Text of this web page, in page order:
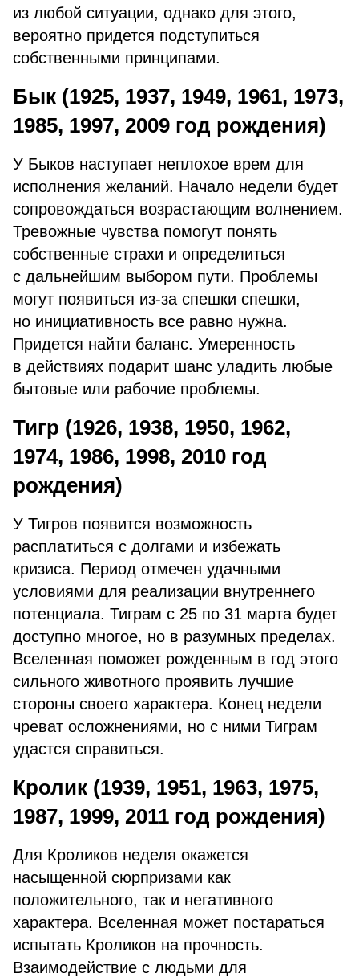
из любой ситуации, однако для этого,
вероятно придется подступиться
собственными принципами.
Бык (1925, 1937, 1949, 1961, 1973,
1985, 1997, 2009 год рождения)
У Быков наступает неплохое врем для
исполнения желаний. Начало недели будет
сопровождаться возрастающим волнением.
Тревожные чувства помогут понять
собственные страхи и определиться
с дальнейшим выбором пути. Проблемы
могут появиться из-за спешки спешки,
но инициативность все равно нужна.
Придется найти баланс. Умеренность
в действиях подарит шанс уладить любые
бытовые или рабочие проблемы.
Тигр (1926, 1938, 1950, 1962,
1974, 1986, 1998, 2010 год
рождения)
У Тигров появится возможность
расплатиться с долгами и избежать
кризиса. Период отмечен удачными
условиями для реализации внутреннего
потенциала. Тиграм с 25 по 31 марта будет
доступно многое, но в разумных пределах.
Вселенная поможет рожденным в год этого
сильного животного проявить лучшие
стороны своего характера. Конец недели
чреват осложнениями, но с ними Тиграм
удастся справиться.
Кролик (1939, 1951, 1963, 1975,
1987, 1999, 2011 год рождения)
Для Кроликов неделя окажется
насыщенной сюрпризами как
положительного, так и негативного
характера. Вселенная может постараться
испытать Кроликов на прочность.
Взаимодействие с людьми для